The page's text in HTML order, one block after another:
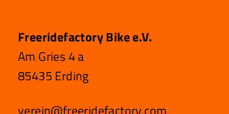
N
Freeridefactory Bike e.V.
Am Gries 4 a
85435 Erding